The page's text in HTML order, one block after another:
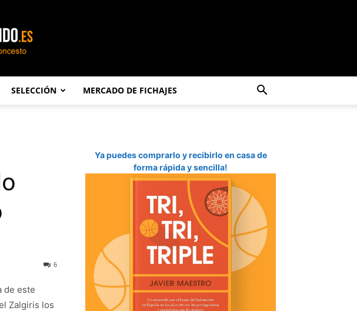
SELECCIÓN MERCADO DE FICHAJES
6
de este
Zalgiris los
Ya puedes comprarlo y recibirlo en casa de
forma rápida y sencilla!